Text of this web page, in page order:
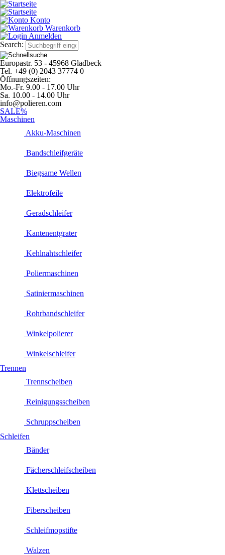
Konto
Warenkorb
Anmelden
Search:
Europastr. 53 - 45968 Gladbeck
Tel. +49 (0) 2043 37774 0
Öffnungszeiten:
Mo.-Fr. 9.00 - 17.00 Uhr
Sa. 10.00 - 14.00 Uhr
info@polieren.com
SALE%
Maschinen
Akku-Maschinen
Bandschleifgeräte
Biegsame Wellen
Elektrofeile
Geradschleifer
Kantenentgrater
Kehlnahtschleifer
Poliermaschinen
Satiniermaschinen
Rohrbandschleifer
Winkelpolierer
Winkelschleifer
Trennen
Trennscheiben
Reinigungsscheiben
Schruppscheiben
Schleifen
Bänder
Fächerschleifscheiben
Klettscheiben
Fiberscheiben
Schleifmopstifte
Walzen